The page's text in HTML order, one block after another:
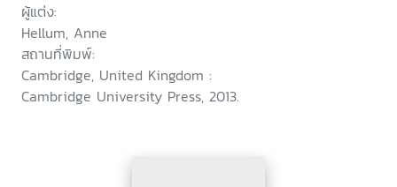
ผู้แต่ง:
Hellum, Anne
สถานที่พิมพ์:
Cambridge, United Kingdom :
Cambridge University Press, 2013.